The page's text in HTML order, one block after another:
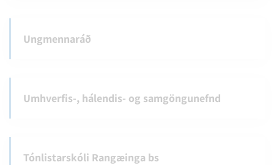
Ungmennaráð
Umhverfis-, hálendis- og samgöngunefnd
Tónlistarskóli Rangæinga bs